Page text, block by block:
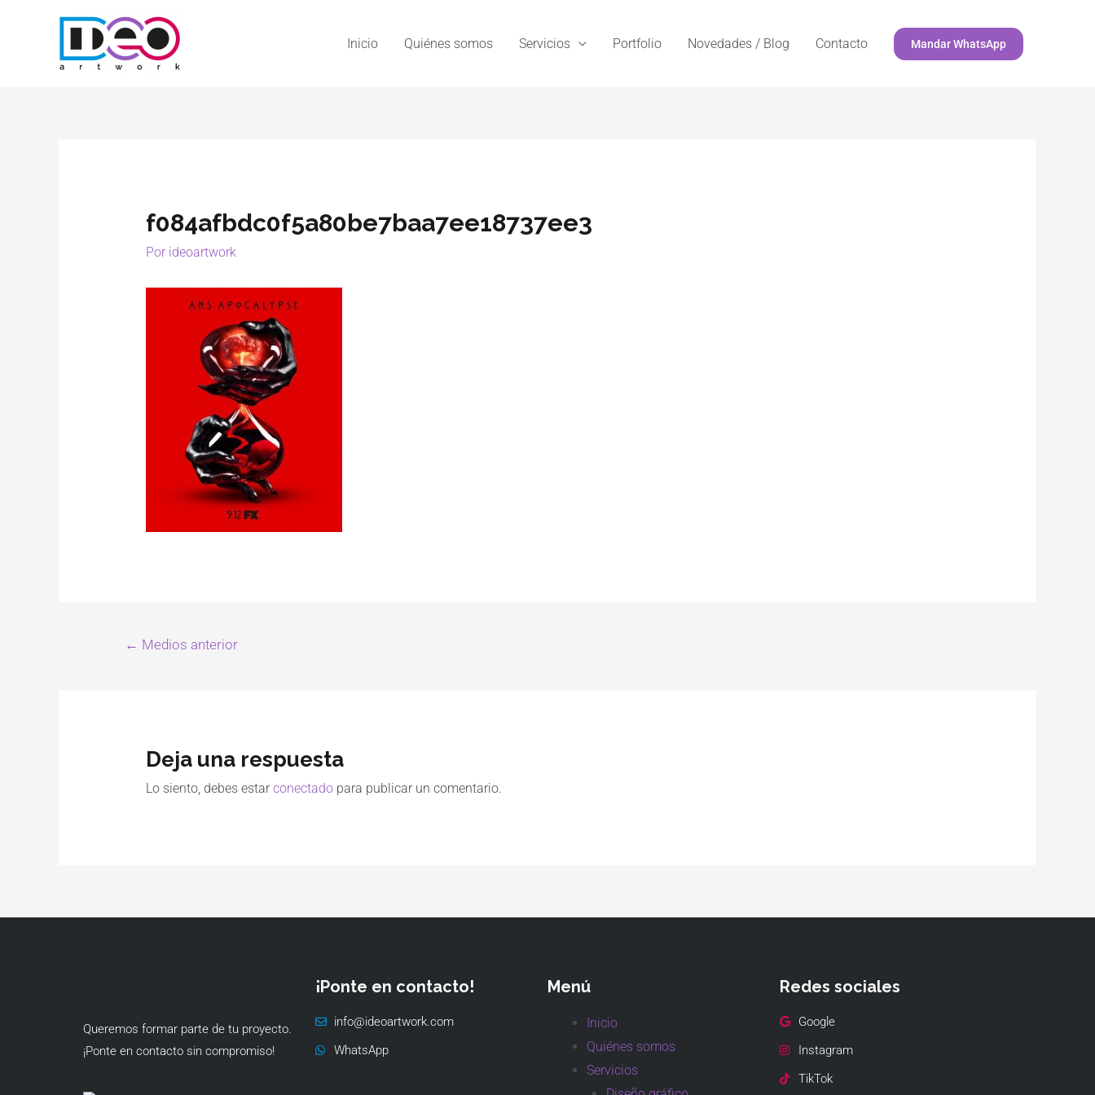
Inicio Quiénes somos Servicios Portfolio Novedades / Blog Contacto Mandar WhatsApp
f084afbdc0f5a80be7baa7ee18737ee3
Por ideoartwork
← Medios anterior
Deja una respuesta
Lo siento, debes estar conectadopara publicar un comentario.
Queremos formar parte de tu proyecto.
¡Ponte en contacto sin compromiso!
¡Ponte en contacto!
info@ideoartwork.com
WhatsApp
Menú
Inicio
Quiénes somos
Servicios
Redes sociales
Google
Instagram
TikTok